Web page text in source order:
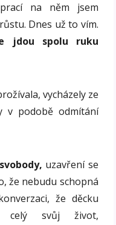
na něm jsem
Dnes už to vím.
jdou spolu ruku
vycházely ze
v podobě odmítání
uzavření se
že nebudu schopná
že děcku
celý svůj život,